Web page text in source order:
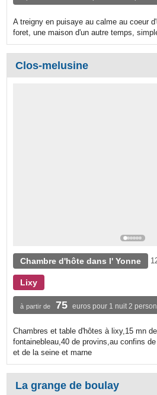
A treigny en puisaye au calme au coeur
foret, une maison d'un autre temps,
Clos-melusine
Chambre d'hôte dans l' Yonne
Lixy
à partir de 75 euros pour 1 nuit 2
Chambres et table d'hôtes à lixy,15 mn
fontainebleau,40 de provins,au confins
et de la seine et marne
La grange de boulay